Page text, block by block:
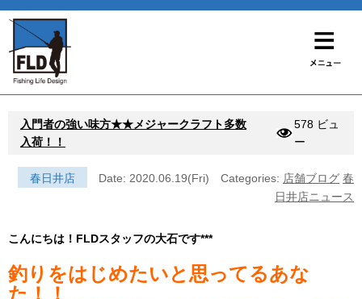
入門者の強い味方★★メジャークラフト多数
入荷！！
578 ビュ
ー
春日井店 Date: 2020.06.19(Fri) Categories: 店舗ブログ 春
日井店ニュース
こんにちは！FLDスタッフの大石です***
釣りをはじめたいと思ってるあな
た！！